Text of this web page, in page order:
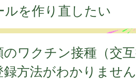
ルを作り直したい
ワクチン接種（交
録方法がわかりません